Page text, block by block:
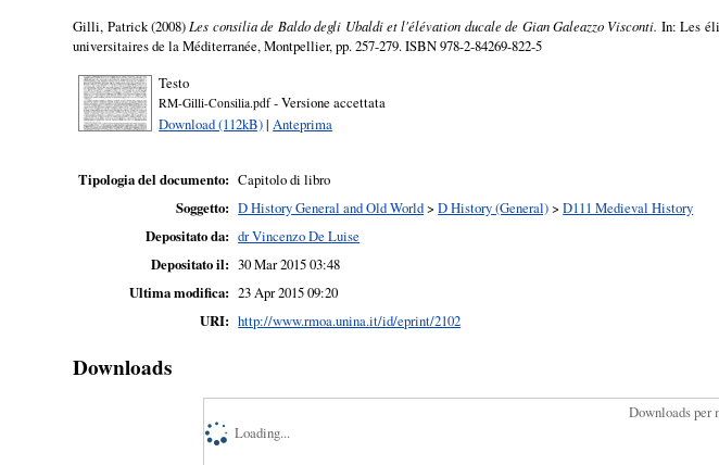
Gilli, Patrick(2008)Les consilia de Baldo degli Ubaldi et l'élévation ducale de Gian Galeazzo Visconti. In: Les
universitaires de la Méditerranée, Montpellier, pp. 257-279. ISBN 978-2-84269-822-5
Testo
RM-Gilli-Consilia.pdf- Versione accettata
Download (112kB)| Anteprima
Tipologia del documento: Capitolo di libro
Soggetto: D History General and Old World>D History (General)>D111 Medieval History
Depositato da: dr Vincenzo De Luise
Depositato il: 30 Mar 2015 03:48
Ultima modifica: 23 Apr 2015 09:20
URI: http://www.rmoa.unina.it/id/eprint/2102
Downloads
Downloads per
Loading...